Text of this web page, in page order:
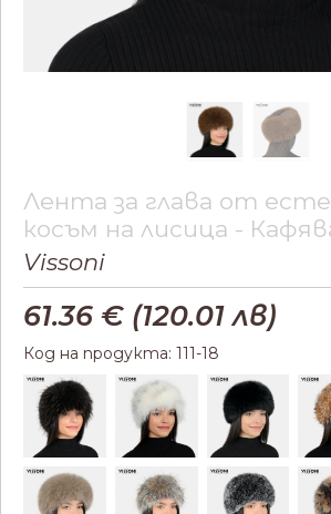
Лента за глава от
косъм на лисица -
Vissoni
61.36 € (120.01 лв)
Код на продукта: 111-18